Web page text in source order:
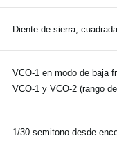
Diente de sierra,
VCO-1 en modo de baja
VCO-1 y VCO-2 (rango
1/30 semitono desde